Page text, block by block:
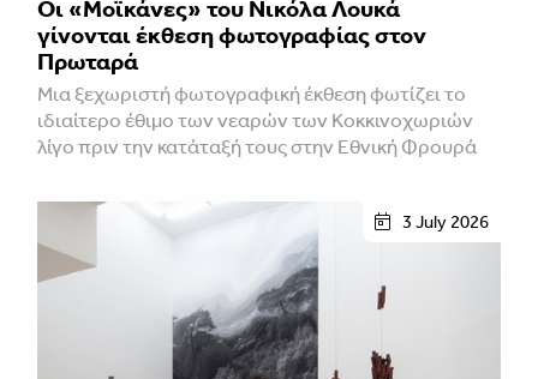
Οι «Μοϊκάνες» του Νικόλα Λουκά
γίνονται έκθεση φωτογραφίας στον
Πρωταρά
Μια ξεχωριστή φωτογραφική έκθεση φωτίζει το
ιδιαίτερο έθιμο των νεαρών των Κοκκινοχωριών
λίγο πριν την κατάταξή τους στην Εθνική Φρουρά
3 July 2026